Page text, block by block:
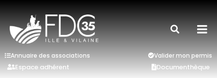
Annuaire des associations Valider mon permis
Espace adhérent Documenthèque